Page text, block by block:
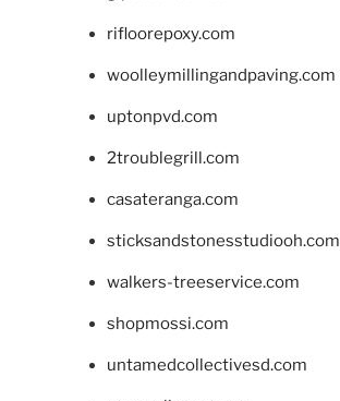
rifloorepoxy.com
woolleymillingandpaving.com
uptonpvd.com
2troublegrill.com
casateranga.com
sticksandstonesstudiooh.com
walkers-treeservice.com
shopmossi.com
untamedcollectivesd.com